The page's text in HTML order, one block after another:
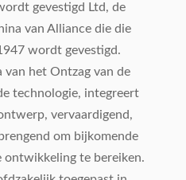
gevestigd Ltd, de
van Alliance die die
wordt gevestigd.
van het Ontzag van de
technologie, integreert
vervaardigend,
om bijkomende
ontwikkeling te bereiken.